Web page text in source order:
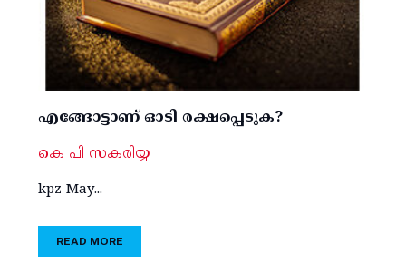
എങ്ങോട്ടാണ് ഓടി രക്ഷപ്പെടുക?
കെ പി സകരിയ്യ
kpz May...
READ MORE